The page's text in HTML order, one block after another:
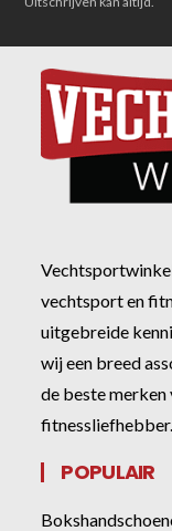
vechtsport en
uitgebreide
wij een breed
de beste
fitnessliefhebber.
POPULAIR